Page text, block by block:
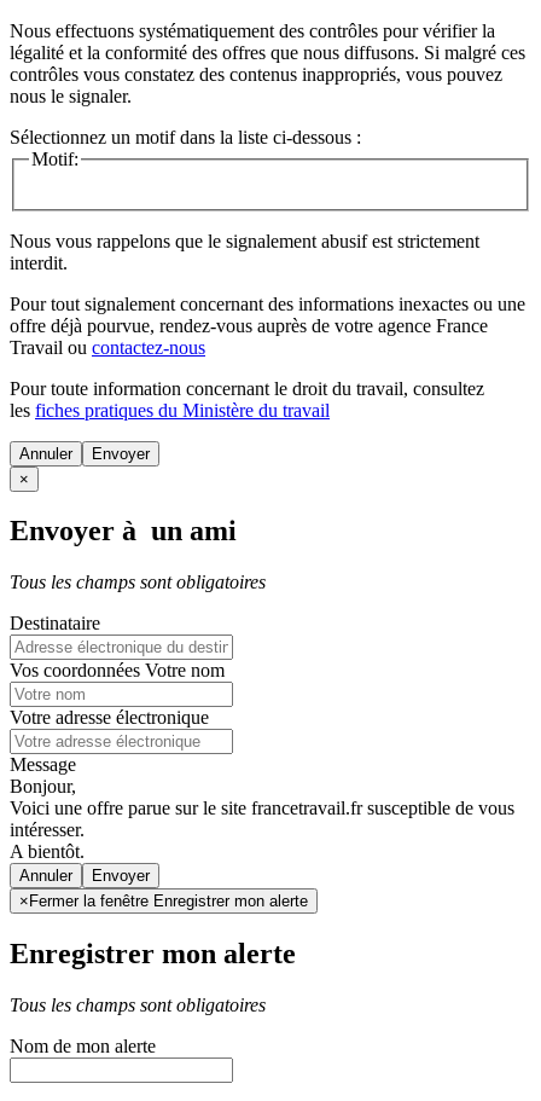
Nous effectuons systématiquement des contrôles pour vérifier la
légalité et la conformité des offres que nous diffusons. Si malgré ces
contrôles vous constatez des contenus inappropriés, vous pouvez
nous le signaler.
Sélectionnez un motif dans la liste ci-dessous :
Motif:
Nous vous rappelons que le signalement abusif est strictement
interdit.
Pour tout signalement concernant des informations inexactes ou une
offre déjà pourvue, rendez-vous auprès de votre agence France
Travail ou contactez-nous
Pour toute information concernant le droit du travail, consultez
les fiches pratiques du Ministère du travail
Annuler
×
Envoyer à un ami
Tous les champs sont obligatoires
Destinataire
Vos coordonnées Votre nom
Votre adresse électronique
Message
Bonjour,
Voici une offre parue sur le site francetravail.fr susceptible de vous
intéresser.
A bientôt.
Annuler
× Fermer la fenêtre Enregistrer mon alerte
Enregistrer mon alerte
Tous les champs sont obligatoires
Nom de mon alerte